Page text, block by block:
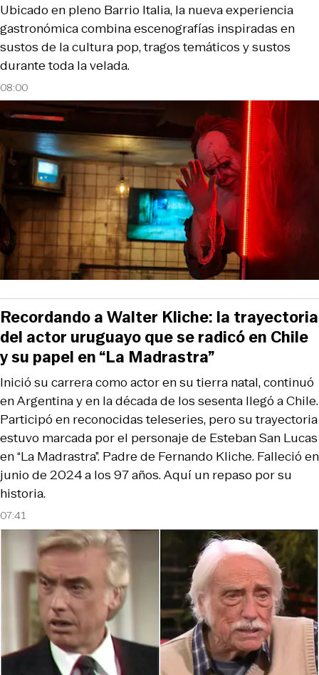
08:00
Ubicado en pleno Barrio Italia, la nueva experiencia
gastronómica combina escenografías inspiradas en
sustos de la cultura pop, tragos temáticos y sustos
durante toda la velada.
07:41
Inició su carrera como actor en su tierra natal, continuó
en Argentina y en la década de los sesenta llegó a Chile.
Participó en reconocidas teleseries, pero su trayectoria
estuvo marcada por el personaje de Esteban San Lucas
en “La Madrastra”. Padre de Fernando Kliche. Falleció en
junio de 2024 a los 97 años. Aquí un repaso por su
historia.
Recordando a Walter Kliche: la trayectoria
del actor uruguayo que se radicó en Chile
y su papel en “La Madrastra”